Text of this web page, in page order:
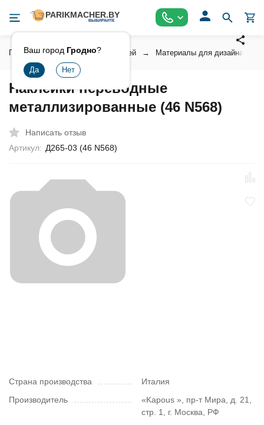
Ваш город Гродно?
Главная Косметика для ногтей Материалы для дизайна
Наклейки переводные
металлизированные (46 N568)
Написать отзыв
Артикул: Д265-03 (46 N568)
Страна производства
Италия
Производитель
«Kapous », пр-т Мира, д. 21,
стр. 1, г. Москва, РФ